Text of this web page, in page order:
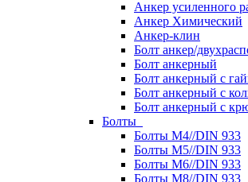
Анкер усиленного
Анкер Химический
Анкер-клин
Болт анкер/
Болт анкерный
Болт анкерный с
Болт анкерный с
Болт анкерный с
Болты
Болты М4//DIN 933
Болты М5//DIN 933
Болты М6//DIN 933
Болты М8//DIN 933